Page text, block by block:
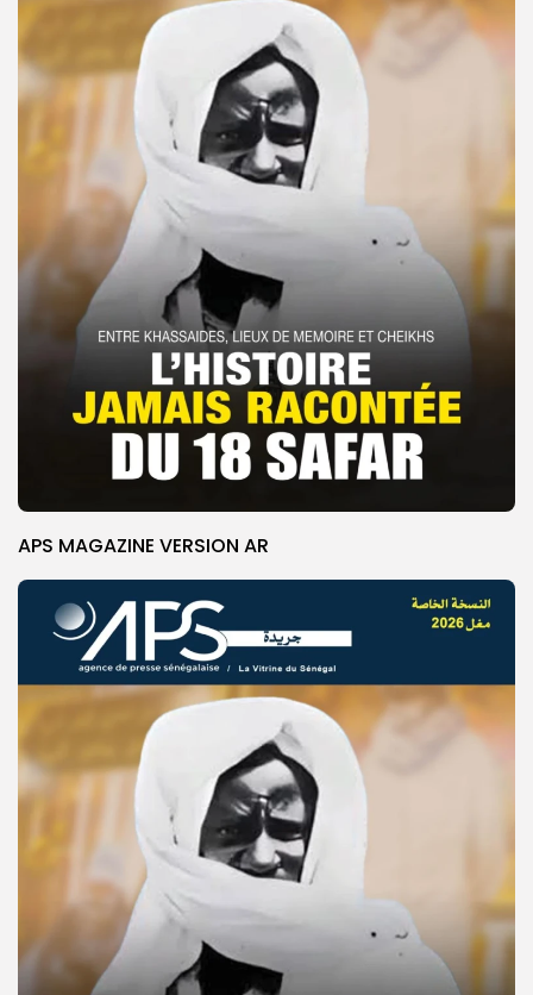
© Copyright 2025, APS
APS MAGAZINE VERSION AR